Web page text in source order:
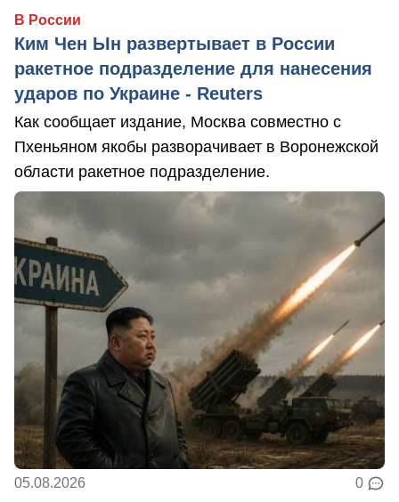
В России
Ким Чен Ын развертывает в России
ракетное подразделение для нанесения
ударов по Украине - Reuters
Как сообщает издание, Москва совместно с
Пхеньяном якобы разворачивает в Воронежской
области ракетное подразделение.
05.08.2026 0